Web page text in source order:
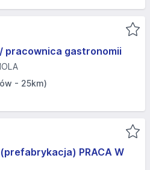
pracownica gastronomii
- 25km)
PRACA W